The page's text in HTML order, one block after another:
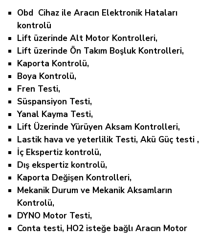
Obd Cihaz ile Aracın Elektronik Hataları
kontrolü
Lift üzerinde Alt Motor Kontrolleri,
Lift üzerinde Ön Takım Boşluk Kontrolleri,
Kaporta Kontrolü,
Boya Kontrolü,
Fren Testi,
Süspansiyon Testi,
Yanal Kayma Testi,
Lift Üzerinde Yürüyen Aksam Kontrolleri,
Lastik hava ve yeterlilik Testi, Akü Güç testi ,
İç Ekspertiz kontrolü,
Dış ekspertiz kontrolü,
Kaporta Değişen Kontrolleri,
Mekanik Durum ve Mekanik Aksamların
Kontrolü,
DYNO Motor Testi,
Conta testi, HO2 isteğe bağlı Aracın Motor